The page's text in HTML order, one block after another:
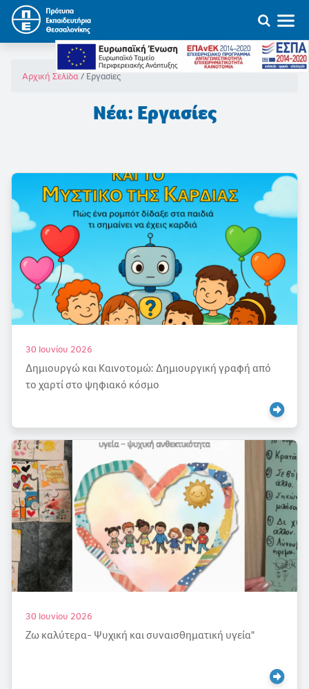
Αρχική Σελίδα Εργασίες
Νέα: Εργασίες
30 Ιουνίου 2026
Δημιουργώ και Καινοτομώ: Δημιουργική γραφή από
το χαρτί στο ψηφιακό κόσμο
30 Ιουνίου 2026
Ζω καλύτερα- Ψυχική και συναισθηματική υγεία"